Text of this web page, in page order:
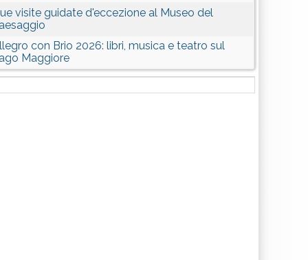
visite guidate d'eccezione al Museo del
con Brio 2026: libri, musica e teatro sul
Maggiore